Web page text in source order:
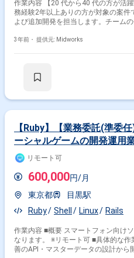
作業内容 【20 代から40 代の方が活
務経験2年以上ありの方が対象の案件です！ ■概要 ECパッケー
よび追加開発を担当します。チーム
ージの保守 ・追加機能の開発 勤務開始時には、プロジェクトの一員とし
頂きます。 弊社は様々なプロジェク
3年前・ 提供元: Midworks
【Ruby】【業務委託(準委
ーシャルゲームの開発運用
リモート可
600,000円/月
東京都
目黒駅
Ruby
Shell Linux Rails
作業内容 ■概要 スマートフォン向け
なります。 ※リモート可 ■具体的な作業内容 ・ゲームの新規機能・機能改
善のAPI・マスターデータの設計から